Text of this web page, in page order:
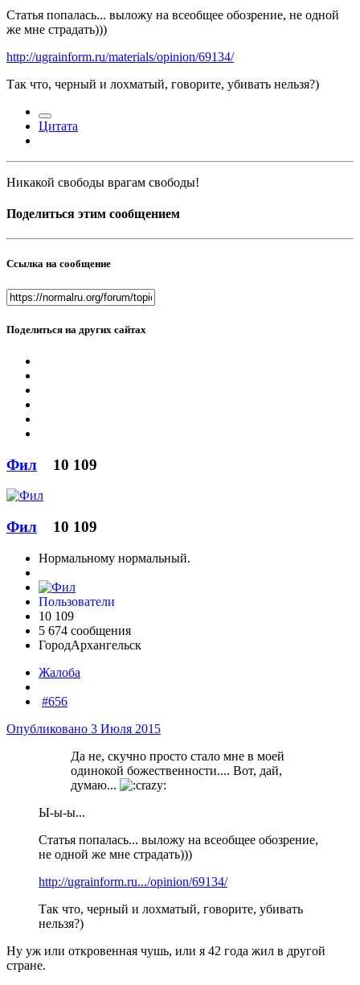
Статья попалась... выложу на всеобщее обозрение, не одной
же мне страдать)))
http://ugrainform.ru/materials/opinion/69134/
Так что, черный и лохматый, говорите, убивать нельзя?)
Цитата
Никакой свободы врагам свободы!
Поделиться этим сообщением
Ссылка на сообщение
Поделиться на других сайтах
Фил 10 109
Фил 10 109
Нормальному нормальный.
Пользователи
10 109
5 674 сообщения
ГородАрхангельск
Жалоба
#656
Опубликовано 3 Июля 2015
Да не, скучно просто стало мне в моей
одинокой божественности.... Вот, дай,
думаю...
Ы-ы-ы...
Статья попалась... выложу на всеобщее обозрение,
не одной же мне страдать)))
http://ugrainform.ru.../opinion/69134/
Так что, черный и лохматый, говорите, убивать
нельзя?)
Ну уж или откровенная чушь, или я 42 года жил в другой
стране.